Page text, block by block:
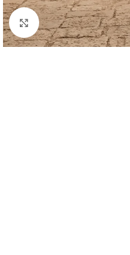
Haga clic para ampliar